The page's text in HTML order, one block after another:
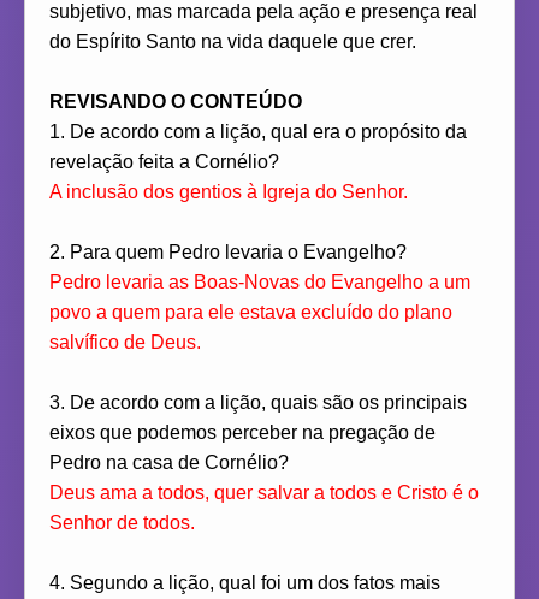
subjetivo, mas marcada pela ação e presença real
do Espírito Santo na vida daquele que crer.
REVISANDO O CONTEÚDO
1. De acordo com a lição, qual era o propósito da
revelação feita a Cornélio?
A inclusão dos gentios à Igreja do Senhor.
2. Para quem Pedro levaria o Evangelho?
Pedro levaria as Boas-Novas do Evangelho a um
povo a quem para ele estava excluído do plano
salvífico de Deus.
3. De acordo com a lição, quais são os principais
eixos que podemos perceber na pregação de
Pedro na casa de Cornélio?
Deus ama a todos, quer salvar a todos e Cristo é o
Senhor de todos.
4. Segundo a lição, qual foi um dos fatos mais